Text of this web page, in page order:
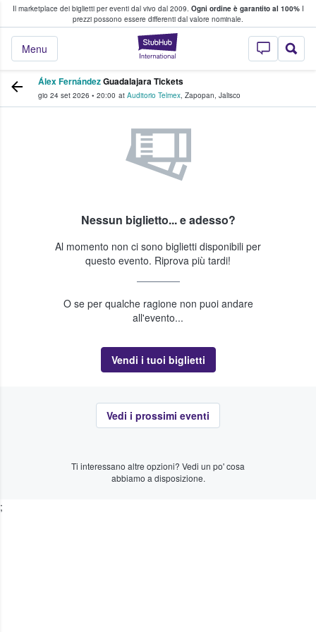
Il marketplace dei biglietti per eventi dal vivo dal 2009. Ogni ordine è garantito al 100%I
prezzi possono essere differenti dal valore nominale.
StubHub - Dove
Menu
fan comprano e vendono biglietti
Álex FernándezGuadalajara Tickets
gio 24 set 2026 • 20:00 at Auditorio Telmex, Zapopan, Jalisco
Nessun biglietto... e adesso?
Al momento non ci sono biglietti disponibili per
questo evento. Riprova più tardi!
O se per qualche ragione non puoi andare
all'evento...
Vendi i tuoi biglietti
Vedi i prossimi eventi
Ti interessano altre opzioni? Vedi un po' cosa
abbiamo a disposizione.
;